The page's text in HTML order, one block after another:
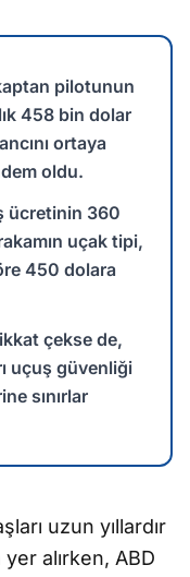
pilotunun
458 bin dolar
ortaya
oldu.
ücretinin 360
uçak tipi,
450 dolara
çekse de,
uçuş güvenliği
sınırlar
uzun yıllardır
alırken, ABD